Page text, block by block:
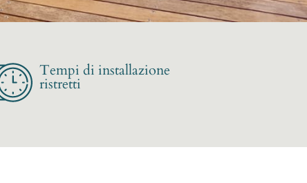
Tempi di installazione
ristretti